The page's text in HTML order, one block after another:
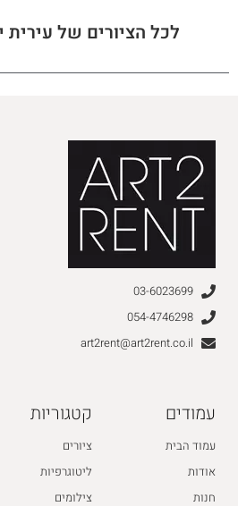
לכל הציורים של עירית
03-6023699
054-4746298
art2rent@art2rent.co.il
עמודים
עמוד הבית
אודות
חנות
קטגוריות
ציורים
ליטוגרפיות
צילומים